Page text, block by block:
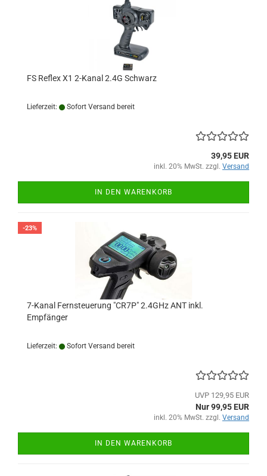
FS Reflex X1 2-Kanal 2.4G Schwarz
Lieferzeit: Sofort Versand bereit
39,95 EUR
inkl. 20% MwSt. zzgl. Versand
IN DEN WARENKORB
-23%
7-Kanal Fernsteuerung "CR7P" 2.4GHz ANT inkl.
Empfänger
Lieferzeit: Sofort Versand bereit
UVP 129,95 EUR
Nur 99,95 EUR
inkl. 20% MwSt. zzgl. Versand
IN DEN WARENKORB